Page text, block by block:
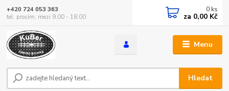
Menu
Hledat
+420 724 053 363
tel. prosím, mezi 9.00 - 18.00
0 ks
za 0,00 Kč